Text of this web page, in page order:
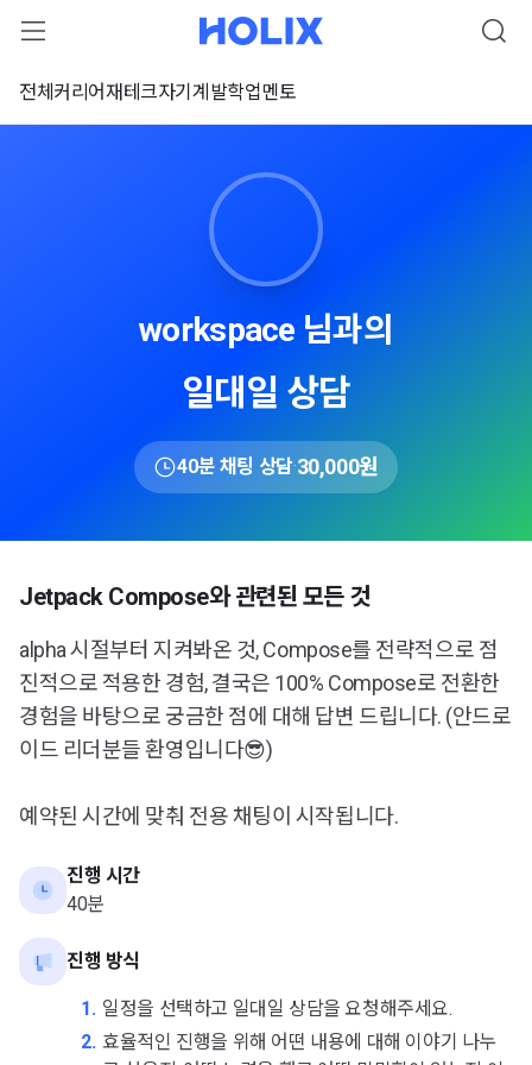
전체 커리어재테크자기계발학업멘토
workspace 님과의
일대일 상담
40분 채팅 상담·30,000원
Jetpack Compose와 관련된 모든 것
alpha 시절부터 지켜봐온 것, Compose를 전략적으로 점
진적으로 적용한 경험, 결국은 100% Compose로 전환한
경험을 바탕으로 궁금한 점에 대해 답변 드립니다. (안드로
이드 리더분들 환영입니다😎)
예약된 시간에 맞춰 전용 채팅이 시작됩니다.
진행 시간
40분
진행 방식
1. 일정을 선택하고 일대일 상담을 요청해주세요.
2. 효율적인 진행을 위해 어떤 내용에 대해 이야기 나누